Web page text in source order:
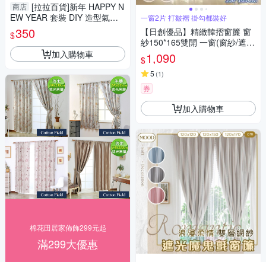
商店 [拉拉百貨]新年 HAPPY N
EW YEAR 套裝 DIY 造型氣球
派對 慶祝 節慶 浪漫 驚喜
$350
加入購物車
棉花田居家佈飾299元起
滿299大優惠
一窗2片 打皺褶 掛勾都裝好
【日創優品】精緻韓摺窗簾 窗
紗150*165雙開 一窗(窗紗/遮光
窗簾/長門簾/窗簾/拉簾/客廳隔
簾)
$1,090
5 (1)
券
加入購物車